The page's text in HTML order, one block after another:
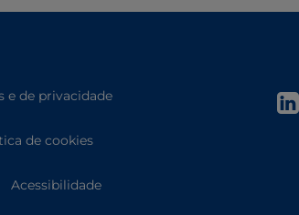
e de privacidade
de cookies
Acessibilidade